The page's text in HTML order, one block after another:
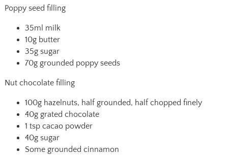
Poppy seed filling
35ml milk
10g butter
35g sugar
70g grounded poppy seeds
Nut chocolate filling
100g hazelnuts, half grounded, half chopped finely
40g grated chocolate
1 tsp cacao powder
40g sugar
Some grounded cinnamon